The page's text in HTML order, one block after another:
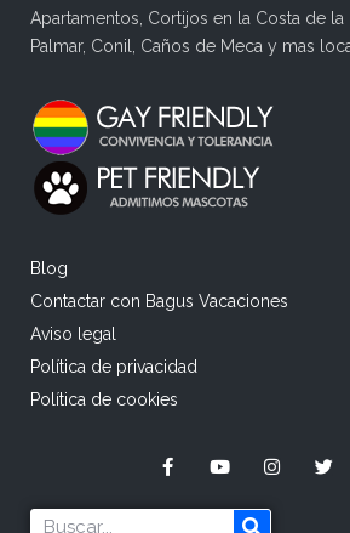
Apartamentos, Cortijos en la Costa de la
Palmar, Conil, Caños de Meca y mas
Blog
Contactar con Bagus Vacaciones
Aviso legal
Política de privacidad
Política de cookies